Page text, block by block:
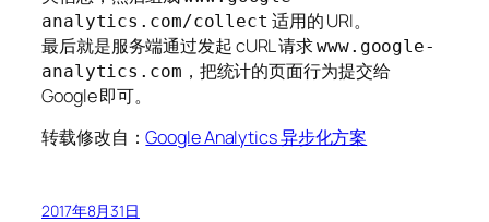
analytics.com/collect 适用的 URI。
最后就是服务端通过发起 cURL 请求www.google-
analytics.com ，把统计的页面行为提交给
Google 即可。
转载修改自：Google Analytics 异步化方案
2017年8月31日